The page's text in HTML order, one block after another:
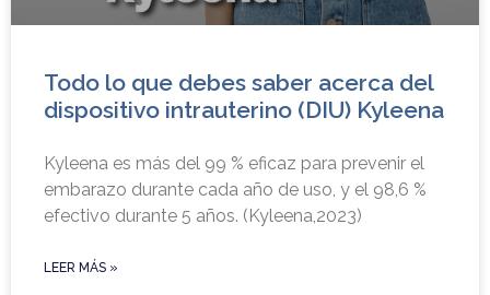
Todo lo que debes saber acerca del
dispositivo intrauterino (DIU) Kyleena
Kyleena es más del 99 % eficaz para prevenir el
embarazo durante cada año de uso, y el 98,6 %
efectivo durante 5 años. (Kyleena,2023)
LEER MÁS »